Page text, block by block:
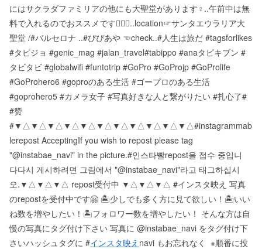
にはサクラダファミリアの他にも大聖堂があります‍♀️..午前中は無
料で入れるのでおススメです🧚🏼‍♀️..location☞サンタエウラリア大
聖堂 /#バルセロナ ..#ぴぴあや ☜check..#人生は旅だ #tagsforlikes
#タビジョ #genic_mag #jalan_travel#tabippo #anaタビキブン #
タビタビ #globalwifi #funtotrip #GoPro #GoProjp #GoProlife
#GoProhero6 #goproのある生活 #ゴープロのある生活
#goprohero5 #カメラ女子 #写真好きな人と繋がりたい #扎心了#
#赞
# ▼△▼△▼△▼△▼△▼△▼△▼△▼△▼△▼△ #instagrammab
le repost Accepting If you wish to repost please tag
"@instabae_navi" in the picture. #인스타빨 repost을 접수 중입니
다 다시 게시하려면 그림에서 "@instabae_navi"라고 태그하십시
오. ▼△▼△▼△ repost受付中 ▼△▼△▼△ #インスタ映え 写真
のrepostを受付中です🤗 🏝少しでも多く方に見て欲しい！ 🏝いい
ね数を増やしたい！ 🏝フォロワー数を増やしたい！ そんな方は自
慢の写真にタグ付け下さい 写真に @instabae_navi をタグ付け下
さい️ ハッシュタグに #インスタ映え navi もお忘れなく ️ ※順番に投